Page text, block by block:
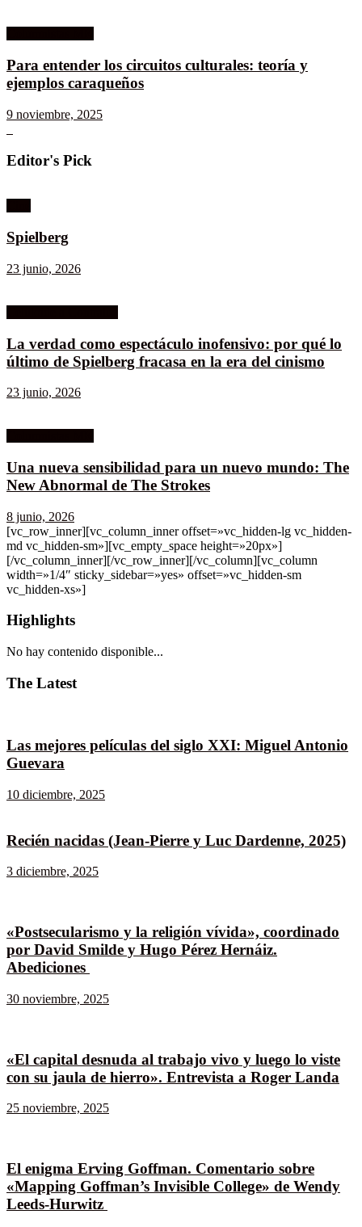
Para entender los circuitos culturales: teoría y
ejemplos caraqueños
9 noviembre, 2025
Editor's Pick
Spielberg
23 junio, 2026
La verdad como espectáculo inofensivo: por qué lo
último de Spielberg fracasa en la era del cinismo
23 junio, 2026
Una nueva sensibilidad para un nuevo mundo: The
New Abnormal de The Strokes
8 junio, 2026
[vc_row_inner][vc_column_inner offset=»vc_hidden-lg vc_hidden-
md vc_hidden-sm»][vc_empty_space height=»20px»]
[/vc_column_inner][/vc_row_inner][/vc_column][vc_column
width=»1/4″ sticky_sidebar=»yes» offset=»vc_hidden-sm
vc_hidden-xs»]
Highlights
No hay contenido disponible...
The Latest
Las mejores películas del siglo XXI: Miguel Antonio
Guevara
10 diciembre, 2025
Recién nacidas (Jean-Pierre y Luc Dardenne, 2025)
3 diciembre, 2025
«Postsecularismo y la religión vívida», coordinado
por David Smilde y Hugo Pérez Hernáiz.
Abediciones
30 noviembre, 2025
«El capital desnuda al trabajo vivo y luego lo viste
con su jaula de hierro». Entrevista a Roger Landa
25 noviembre, 2025
El enigma Erving Goffman. Comentario sobre
«Mapping Goffman’s Invisible College» de Wendy
Leeds-Hurwitz